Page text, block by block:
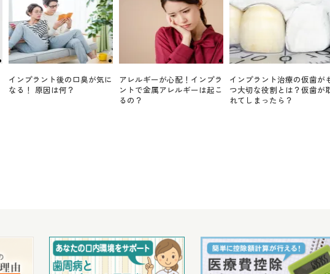
インプラント後の口臭が気に
なる！ 原因は何？
アレルギーが心配！インプラ
ントで金属アレルギーは起こ
るの？
インプラント治療の仮歯が
つ大切な役割とは？仮歯が
れてしまったら？